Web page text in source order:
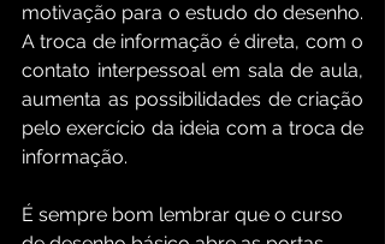
motivação para o estudo do desenho.
A troca de informação é direta, com o
contato interpessoal em sala de aula,
aumenta as possibilidades de criação
pelo exercício da ideia com a troca de
informação.
É sempre bom lembrar que o curso